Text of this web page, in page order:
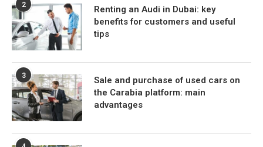
2
Renting an Audi in Dubai: key
benefits for customers and useful
tips
3
Sale and purchase of used cars on
the Carabia platform: main
advantages